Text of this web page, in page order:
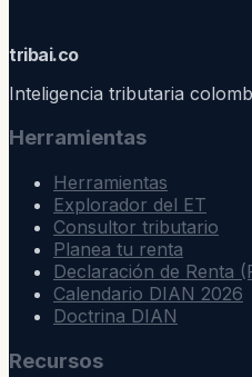
tribai.co
Inteligencia tributaria
Herramientas
Herramientas
Explorador del ET
Consultor tributario
Planea tu renta
Declaración de Renta
Calendario DIAN 2026
Doctrina DIAN
Recursos